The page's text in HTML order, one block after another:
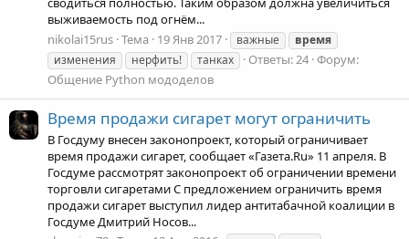
выживаемость под огнём...
nikolai15rus Тема 19 Янв 2017 важные
время
изменения
нерфить! танках Ответы: 24 Форум:
Общение Python мододелов
Время продажи сигарет могут ограничить
В Госдуму внесен законопроект, который ограничивает
время продажи сигарет, сообщает «Газета.Ru» 11 апреля. В
Госдуме рассмотрят законопроект об ограничении времени
торговли сигаретами С предложением ограничить время
продажи сигарет выступил лидер антитабачной коалиции в
Госдуме Дмитрий Носов...